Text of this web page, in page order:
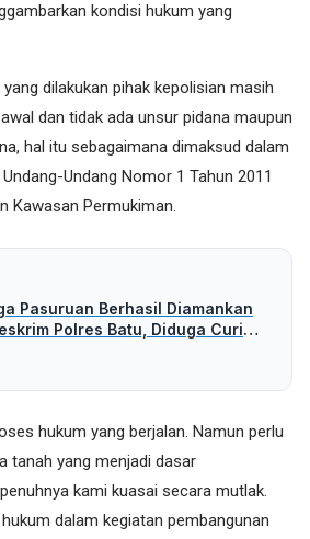
kondisi hukum yang
dilakukan pihak kepolisian masih
dan tidak ada unsur pidana maupun
hal itu sebagaimana dimaksud dalam
Undang Nomor 1 Tahun 2011
Kawasan Permukiman.
Pasuruan Berhasil Diamankan
Polres Batu, Diduga Curi
Rp 5 Juta
hukum yang berjalan. Namun perlu
tanah yang menjadi dasar
kami kuasai secara mutlak.
dalam kegiatan pembangunan